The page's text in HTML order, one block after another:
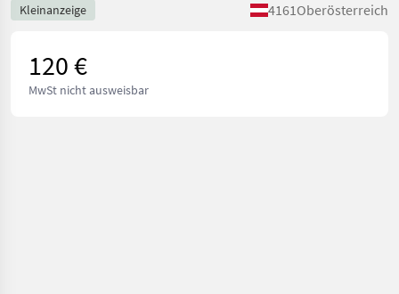
Kleinanzeige 4161Oberösterreich
120 €
MwSt nicht ausweisbar